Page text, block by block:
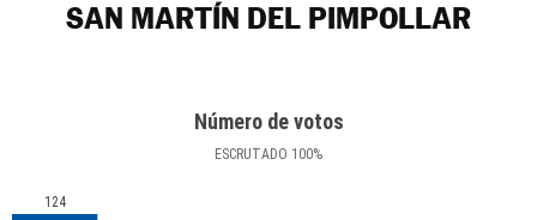
SAN MARTÍN DEL PIMPOLLAR
Número de votos
ESCRUTADO 100%
124